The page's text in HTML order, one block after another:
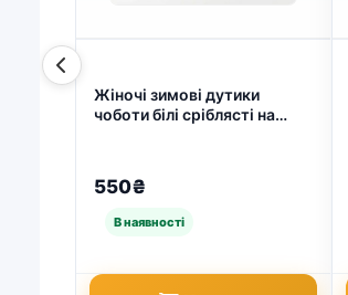
Жіночі зимові дутики
чоботи білі сріблясті на
550₴